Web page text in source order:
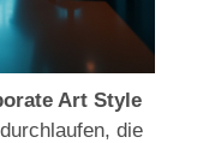
Art Style
die